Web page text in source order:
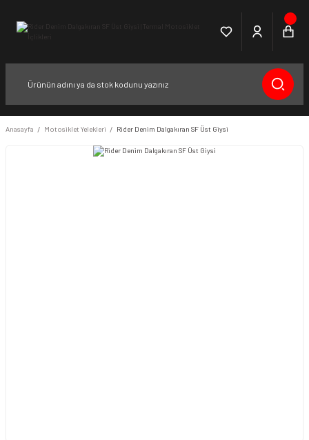
Anasayfa Motosiklet Yelekleri Rider Denim Dalgakıran SF Üst Giysi